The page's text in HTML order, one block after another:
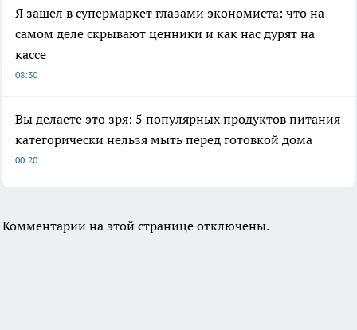
Я зашел в супермаркет глазами экономиста: что на
самом деле скрывают ценники и как нас дурят на
кассе
08:30
Вы делаете это зря: 5 популярных продуктов питания
категорически нельзя мыть перед готовкой дома
00:20
Комментарии на этой странице отключены.